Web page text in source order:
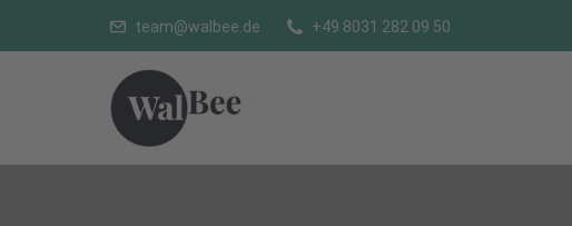
team@walbee.de +49 8031 282 09 50